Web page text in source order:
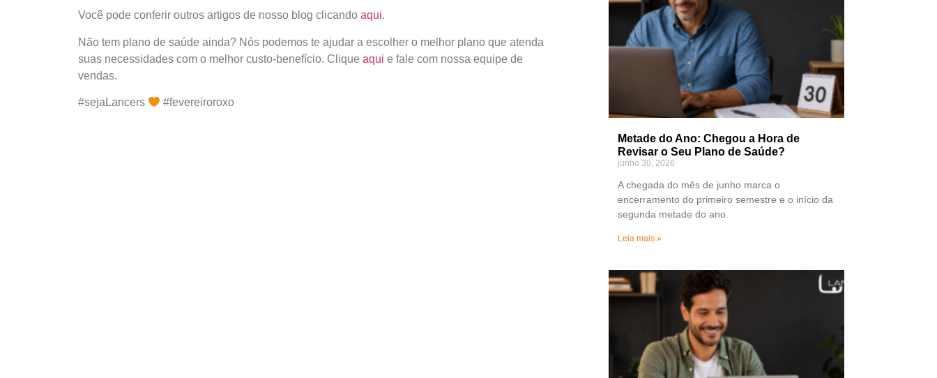
Você pode conferir outros artigos de nosso blog clicando aqui.
Não tem plano de saúde ainda? Nós podemos te ajudar a escolher o melhor plano que atenda
suas necessidades com o melhor custo-benefício. Clique aqui e fale com nossa equipe de
vendas.
#sejaLancers #fevereiroroxo
Metade do Ano: Chegou a Hora de
Revisar o Seu Plano de Saúde?
junho 30, 2026
A chegada do mês de junho marca o
encerramento do primeiro semestre e o início da
segunda metade do ano.
Leia mais »